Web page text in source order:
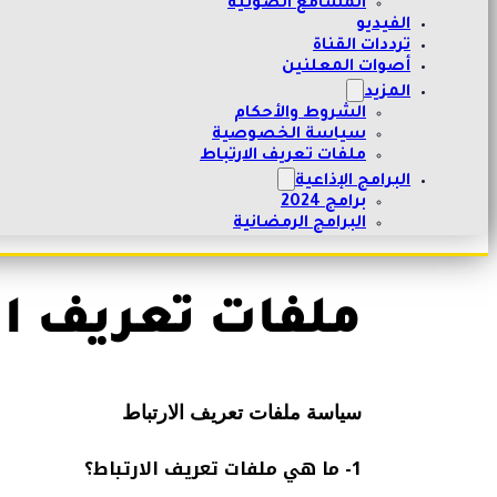
المسامع الصوتية
الفيديو
ترددات القناة
أصوات المعلنين
المزيد
الشروط والأحكام
سياسة الخصوصية
ملفات تعريف الارتباط
البرامج الإذاعية
برامج 2024
البرامج الرمضانية
ملفات تعريف
سياسة ملفات تعريف الارتباط
1- ما هي ملفات تعريف الارتباط؟